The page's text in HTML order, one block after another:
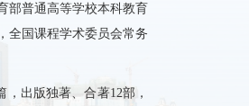
部普通高等学校本科教育
全国课程学术委员会常务
出版独著、合著12部，